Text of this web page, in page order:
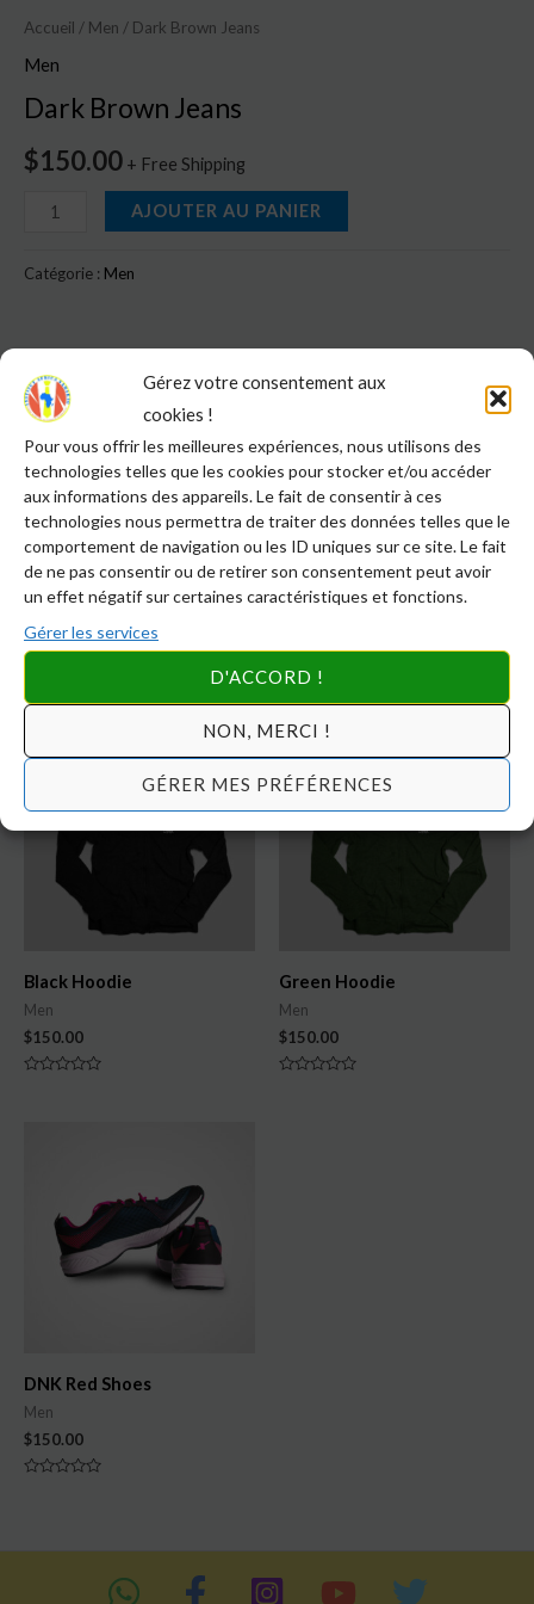
Gérez votre consentement aux
cookies !
Pour vous offrir les meilleures expériences, nous utilisons des
technologies telles que les cookies pour stocker et/ou accéder
aux informations des appareils. Le fait de consentir à ces
technologies nous permettra de traiter des données telles que le
comportement de navigation ou les ID uniques sur ce site. Le fait
de ne pas consentir ou de retirer son consentement peut avoir
un effet négatif sur certaines caractéristiques et fonctions.
Gérer les services
D'ACCORD !
NON, MERCI !
GÉRER MES PRÉFÉRENCES
Accueil / Men / Dark Brown Jeans
Men
Dark Brown Jeans
$150.00 + Free Shipping
AJOUTER AU PANIER
Catégorie : Men
Informations complémentaires
color Blue
size 32, 34, 36, 38
Produits similaires
Black Hoodie
Men
$150.00
Green Hoodie
Men
$150.00
DNK Red Shoes
Men
$150.00